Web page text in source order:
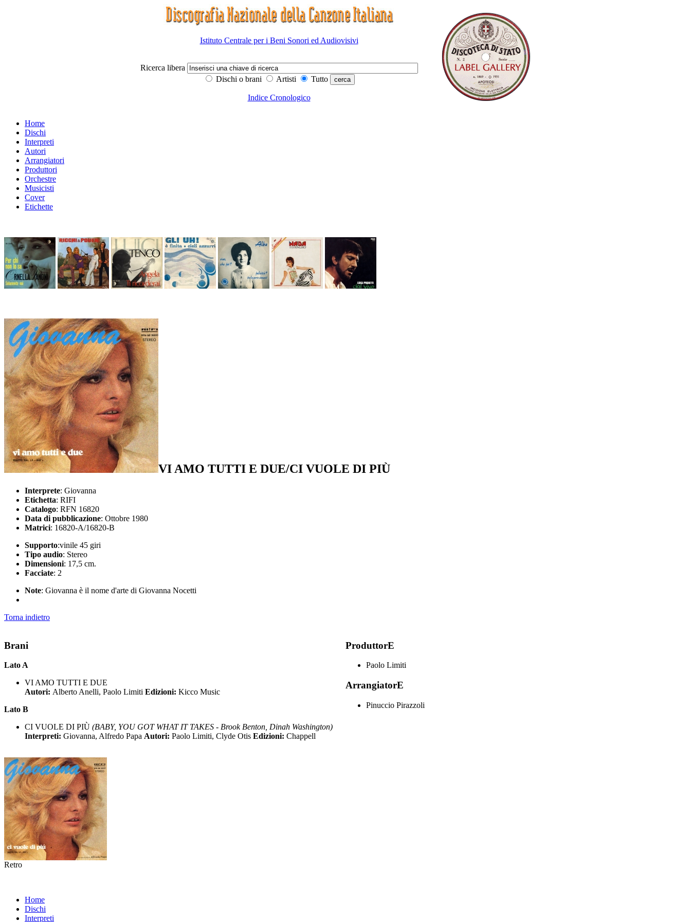
Istituto Centrale per i Beni Sonori ed Audiovisivi
Ricerca libera
Dischi o brani
Artisti Tutto
Indice Cronologico
Home
Dischi
Interpreti
Autori
Arrangiatori
Produttori
Orchestre
Musicisti
Cover
Etichette
VI AMO TUTTI E DUE/CI VUOLE DI PIÙ
Interprete: Giovanna
Etichetta: RIFI
Catalogo: RFN 16820
Data di pubblicazione: Ottobre 1980
Matrici: 16820-A/16820-B
Supporto:vinile 45 giri
Tipo audio: Stereo
Dimensioni: 17,5 cm.
Facciate: 2
Note: Giovanna è il nome d'arte di Giovanna Nocetti
Torna indietro
Brani
Lato A
VI AMO TUTTI E DUE
Autori: Alberto Anelli, Paolo Limiti Edizioni: Kicco Music
Lato B
CI VUOLE DI PIÙ (BABY, YOU GOT WHAT IT TAKES - Brook Benton, Dinah Washington)
Interpreti: Giovanna, Alfredo Papa Autori: Paolo Limiti, Clyde Otis Edizioni: Chappell
ProduttorE
Paolo Limiti
ArrangiatorE
Pinuccio Pirazzoli
Retro
Home
Dischi
Interpreti